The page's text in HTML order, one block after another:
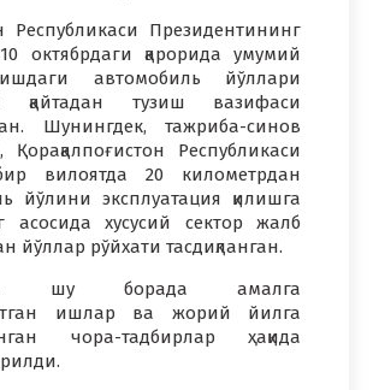
Республикаси Президентининг
октябрдаги қарорида умумий
автомобиль йўллари
қайтадан тузиш вазифаси
Шунингдек, тажриба-синов
Қорақалпоғистон Республикаси
вилоятда 20 километрдан
йўлини эксплуатация қилишга
асосида хусусий сектор жалб
йўллар рўйхати тасдиқланган.
шу борада амалга
ишлар ва жорий йилга
чора-тадбирлар ҳақида